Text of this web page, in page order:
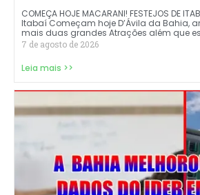
COMEÇA HOJE MACARANI! FESTEJOS DE
Itabaí Começam hoje D’Ávila da Bahia,
mais duas grandes Atrações além que
7 de agosto de 2026
Leia mais >>